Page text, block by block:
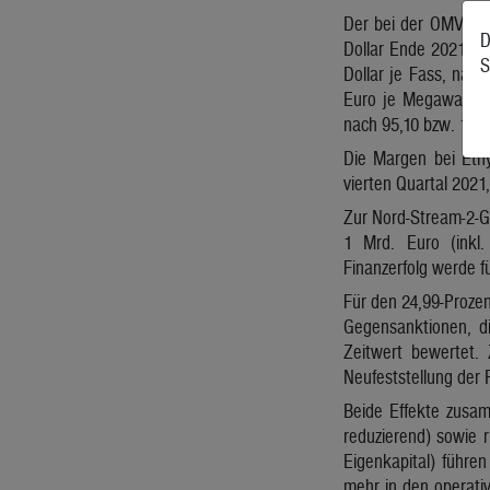
Der bei der OMV in
Dollar Ende 2021
Dollar je Fass,
Euro je
nach 95,10 bzw.
Die Margen bei
vierten Quartal
Zur Nord-Stream-2-
1 Mrd. Euro (inkl.
Finanzerfolg werde
Für den 24,99-
Gegensanktionen,
Zeitwert bewertet.
Neufeststellung der
Beide Effekte
reduzierend) sowie
Eigenkapital)